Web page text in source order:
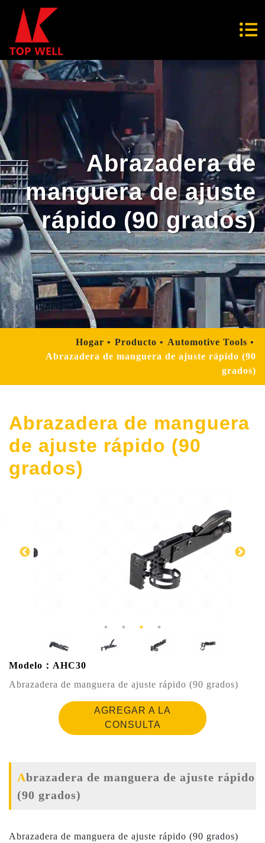
Abrazadera de
manguera de ajuste
rápido (90 grados)
Hogar Producto
Automotive Tools
Abrazadera de manguera de ajuste rápido (90
grados)
Abrazadera de manguera
de ajuste rápido (90
grados)
Modelo：AHC30
Abrazadera de manguera de ajuste rápido (90 grados)
AGREGAR A LA
CONSULTA
Abrazadera de manguera de ajuste rápido
(90 grados)
Abrazadera de manguera de ajuste rápido (90 grados)